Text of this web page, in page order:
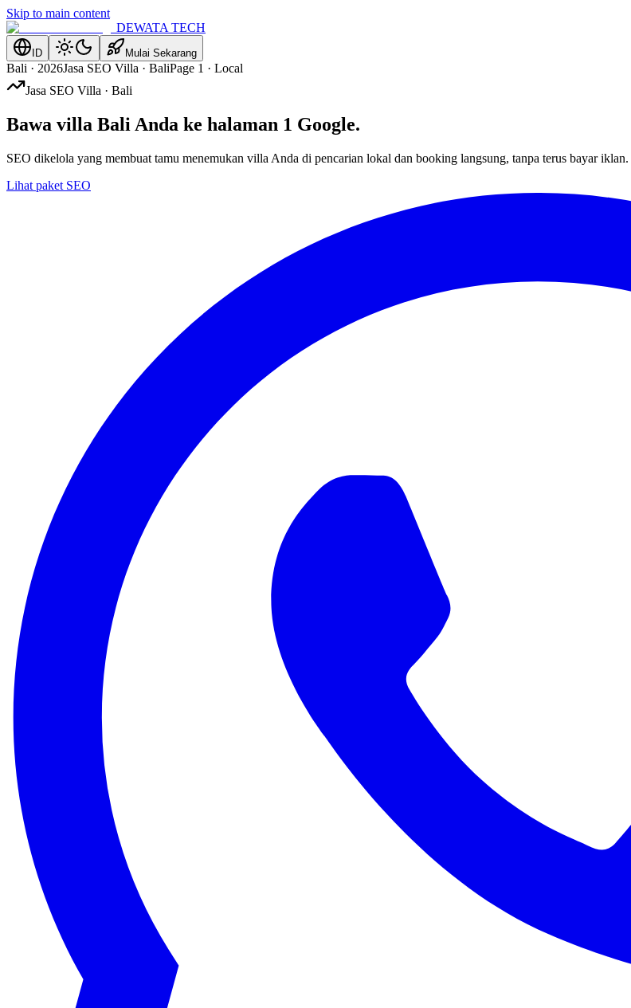
Skip to main content
DEWATA TECH
ID Mulai Sekarang
Bali · 2026Jasa SEO Villa · BaliPage 1 · Local
Jasa SEO Villa · Bali
Bawa villa Bali Anda ke halaman 1 Google.
SEO dikelola yang membuat tamu menemukan villa Anda di pencarian lokal dan booking langsung, tanpa terus bayar
Lihat paket SEO